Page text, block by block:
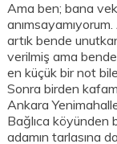
Ama ben; bana
artık bende
verilmiş ama
en küçük bir not
Sonra birden
Ankara
Bağlıca köyünden
adamın tarlasına